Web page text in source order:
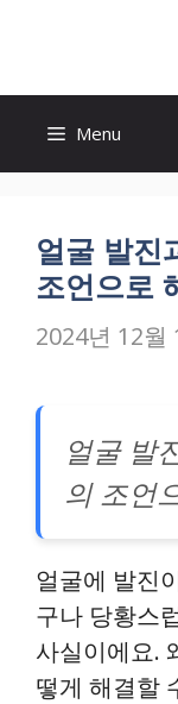
content
Menu
얼굴 발진
조언으로
2024년 12월
얼굴 발
의 조언
얼굴에 발진
구나 당황스
사실이에요.
떻게 해결할